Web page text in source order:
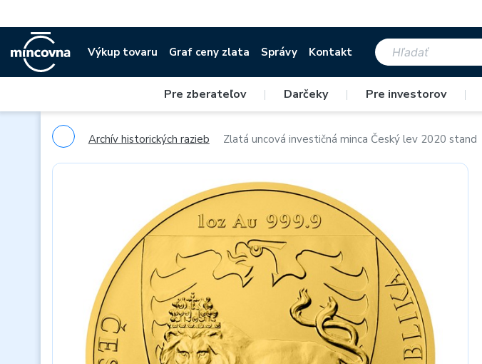
Výkup tovaru Graf ceny zlata Správy Kontakt
Pre zberateľov | Darčeky | Pre investorov |
Archív historických razieb Zlatá uncová investičná minca Český lev 2020 stand